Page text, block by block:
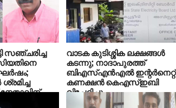
സഞ്ചരിച്ച വാടക കുടിശ്ശിക ലക്ഷങ്ങള്‍
കടന്നു; നാദാപുരത്ത്
ബിഎസ്എന്‍എല്‍ ഇന്റര്‍നെറ്റ്
കണക്ഷന്‍ കെഎസ്ഇബി
വിച്ഛേദിച്ചു